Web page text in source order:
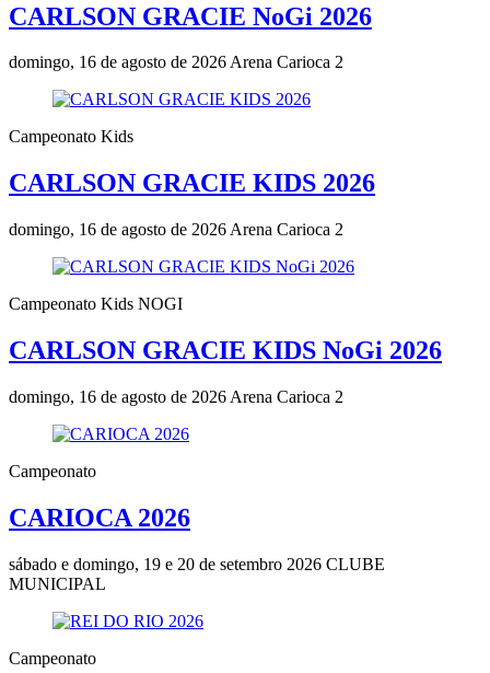
CARLSON GRACIE NoGi 2026
domingo, 16 de agosto de 2026Arena Carioca 2
Campeonato Kids
CARLSON GRACIE KIDS 2026
domingo, 16 de agosto de 2026 Arena Carioca 2
Campeonato Kids NOGI
CARLSON GRACIE KIDS NoGi 2026
domingo, 16 de agosto de 2026 Arena Carioca 2
Campeonato
CARIOCA 2026
sábado e domingo, 19 e 20 de setembro 2026 CLUBE
MUNICIPAL
Campeonato